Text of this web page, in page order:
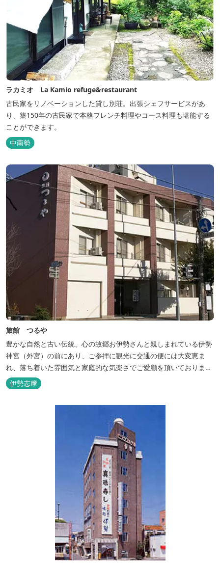
ラカミオ La Kamio refuge&restaurant
古民家をリノベーションした貸し別荘。出張シェフサービスがあ
り、築150年の古民家で本格フレンチ料理やコース料理も堪能する
ことができます。
中南勢
旅館 つるや
豊かな自然と古い伝統、心の故郷お伊勢さんと親しまれている伊勢
神宮（外宮）の前にあり、ご参拝に観光に交通の便には大変恵ま
れ、落ち着いた雰囲気と家庭的な気楽さでご愛顧を頂いておりま
す。
伊勢志摩